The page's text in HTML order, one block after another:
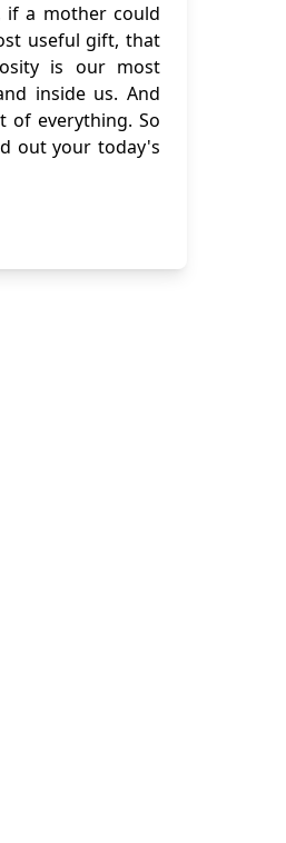
if a mother could
useful gift, that
is our most
inside us. And
of everything. So
out your today's